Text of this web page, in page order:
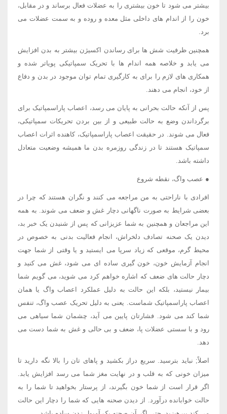
بیشتر می شود تا خون بیشتری را به عضلات فعال برساند و در مقابل،
خون را از اندام های داخلی مثل معده و روده و به سمت عضلات می
برد.
همچنین ظرفیت شش ها برای رساندن اکسیژن بیشتر به بدن افزایش
می یابد و خلاصه همه اندام ها با تحریک سمپاتیکی پویاتر شده و
همکاری های لازم را برای به کارگیری تمام توان موجود در بدن و دفاع
از خود، انجام می دهند.
پس از آنکه حالت بحرانی به پایان می رسد، اعصاب پاراسمپاتیک برای
برگرداندن وضع به حالت طبیعی و از بین بردن تحریکات سمپاتیکی،
فعال می شوند. در حقیقت اعصاب پاراسمپاتیک، کاهنده اثرات اعصاب
سمپاتیک هستند تا در زندگی روزمره بدن ما همیشه وضعیت متعادل
داشته باشد.
● عصب واگ، نقطه شروع
افرادی با ناراحتی به من مراجعه می کنند و نگران هستند که چرا در
بعضی شرایط به صورت ناگهانی دچار غش و ضعف می شوند. به همه
این مراجعان و همچنین به شما عزیزانی که پس از شنیدن یک خبر بد،
دیدن یک صحنه تصادف دلخراش، انجام فعالیت بدنی به خصوص در
محیط گرم، موقعی که زیاد سرپا می ایستید و یا وقتی از شما جهت
انجام آزمایش خون، خون گیری ساده ای می شود، غش می کنید و
دچار حالت های ضعف که اشاره خواهم کرد می شوید، می گویم شما
بیمار نیستید، بلکه این حالت به دلیل عملکرد اعصاب واگ یا همان
اعصاب پاراسمپاتیک شماست. یعنی به دلیل تحریک عصب واگ، تنفس
شما کند می شود. فشارتان پایین می آید، چشمان شما سیاهی می
رود و با سستی عضلات پا، ضعف و بی حالی و غش به شما دست می
دهد.
اصلاً; نباید بترسید. سریع دراز بکشید و پاهای تان را بالا نگه دارید تا
میزان خونی که به قلب و در نهایت مغز شما می رسد افزایش یابد.
اگر قرار است از شما خون بگیرند، از پرستار بخواهید تا شما را به
حالت خوابانده درآورد. از دیدن صحنه هایی که شما را دچار این حالت